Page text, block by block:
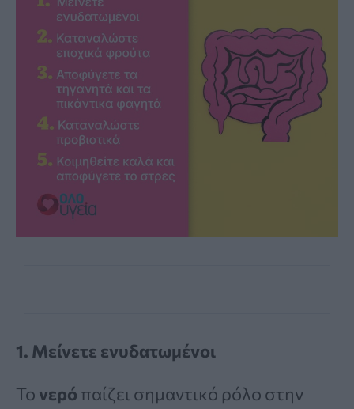
1. Μείνετε ενυδατωμένοι
Τονερό παίζει σημαντικό ρόλο στην